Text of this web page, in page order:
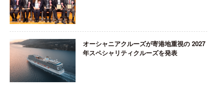
オーシャニアクルーズが寄港地重視の 2027
年スペシャリティクルーズを発表